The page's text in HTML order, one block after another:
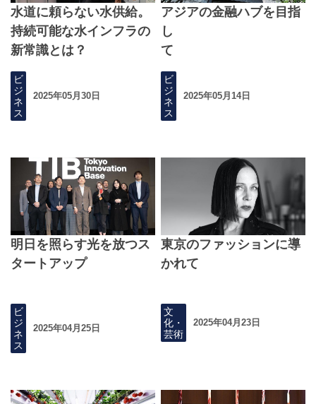
水道に頼らない水供給。
持続可能な水インフラの
新常識とは？
ビ
ジ
ネ
ス
2025年05月30日
アジアの金融ハブを目指
し
て
ビ
ジ
ネ
ス
2025年05月14日
明日を照らす光を放つス
タートアップ
ビ
ジ
ネ
ス
2025年04月25日
東京のファッションに導
かれて
文
化・
芸術
2025年04月23日